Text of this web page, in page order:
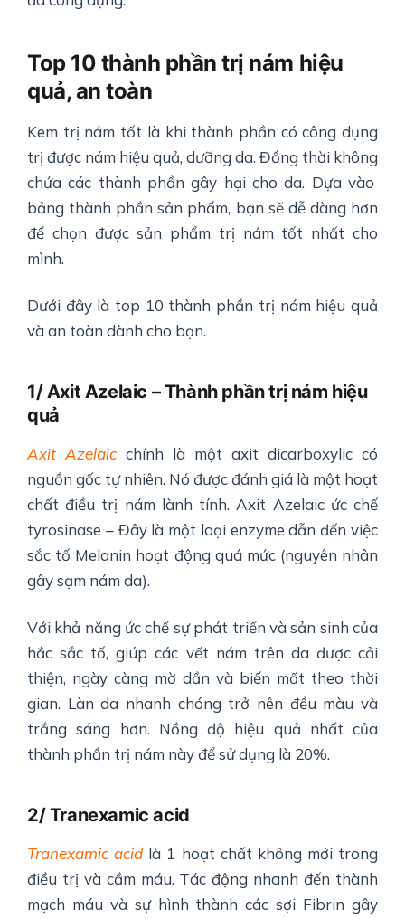
Top 10 thành phần trị nám hiệu
quả, an toàn
Kem trị nám tốt là khi thành phần có công dụng
trị được nám hiệu quả, dưỡng da. Đồng thời không
chứa các thành phần gây hại cho da. Dựa vào
bảng thành phần sản phẩm, bạn sẽ dễ dàng hơn
để chọn được sản phẩm trị nám tốt nhất cho
mình.
Dưới đây là top 10 thành phần trị nám hiệu quả
và an toàn dành cho bạn.
1/ Axit Azelaic – Thành phần trị nám hiệu
quả
Axit Azelaic chính là một axit dicarboxylic có
nguồn gốc tự nhiên. Nó được đánh giá là một hoạt
chất điều trị nám lành tính. Axit Azelaic ức chế
tyrosinase – Đây là một loại enzyme dẫn đến việc
sắc tố Melanin hoạt động quá mức (nguyên nhân
gây sạm nám da).
Với khả năng ức chế sự phát triển và sản sinh của
hắc sắc tố, giúp các vết nám trên da được cải
thiện, ngày càng mờ dần và biến mất theo thời
gian. Làn da nhanh chóng trở nên đều màu và
trắng sáng hơn. Nồng độ hiệu quả nhất của
thành phần trị nám này để sử dụng là 20%.
2/ Tranexamic acid
Tranexamic acidlà 1 hoạt chất không mới trong
điều trị và cầm máu. Tác động nhanh đến thành
mạch máu và sự hình thành các sợi Fibrin gây